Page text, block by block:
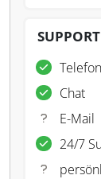
SUPPORT
Telefon
Chat
E-Mail
24/7